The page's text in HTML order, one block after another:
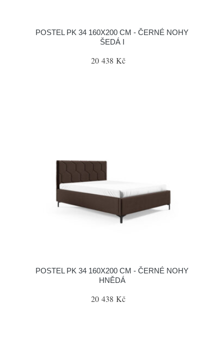
POSTEL PK 34 160X200 CM - ČERNÉ NOHY
ŠEDÁ I
20 438 Kč
POSTEL PK 34 160X200 CM - ČERNÉ NOHY
HNĚDÁ
20 438 Kč